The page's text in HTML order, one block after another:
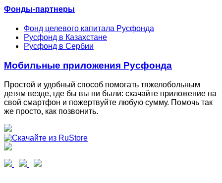
Фонды-партнеры
Фонд целевого капитала Русфонда
Русфонд в Казахстане
Русфонд в Сербии
Мобильные приложения Русфонда
Простой и удобный способ помогать тяжелобольным
детям везде, где бы вы ни были: скачайте приложение на
свой смартфон и пожертвуйте любую сумму. Помочь так
же просто, как позвонить.